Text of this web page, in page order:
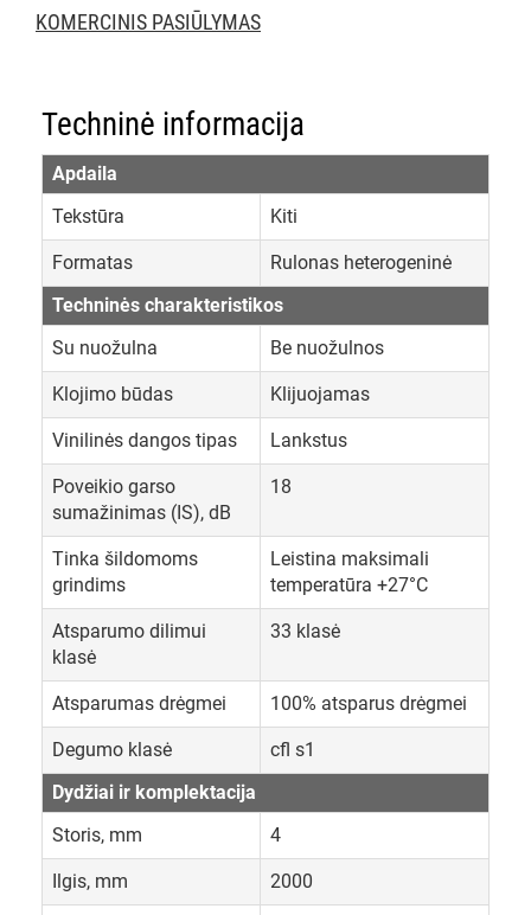
KOMERCINIS PASIŪLYMAS
Techninė informacija
Apdaila
Tekstūra
Kiti
Formatas
Rulonas heterogeninė
Techninės charakteristikos
Su nuožulna
Be nuožulnos
Klojimo būdas Klijuojamas
Vinilinės dangos tipas Lankstus
Poveikio garso
sumažinimas (IS), dB
18
Tinka šildomoms
grindims
Leistina maksimali
temperatūra +27°C
Atsparumo dilimui
klasė
33 klasė
Atsparumas drėgmei 100% atsparus drėgmei
Degumo klasė
cfl s1
Dydžiai ir komplektacija
Storis, mm
4
Ilgis, mm 2000